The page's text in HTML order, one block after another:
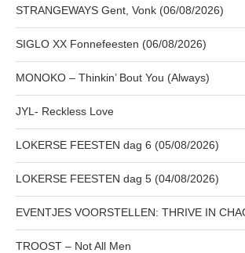
STRANGEWAYS Gent, Vonk (06/08/2026)
SIGLO XX Fonnefeesten (06/08/2026)
MONOKO – Thinkin’ Bout You (Always)
JYL- Reckless Love
LOKERSE FEESTEN dag 6 (05/08/2026)
LOKERSE FEESTEN dag 5 (04/08/2026)
EVENTJES VOORSTELLEN: THRIVE IN
TROOST – Not All Men